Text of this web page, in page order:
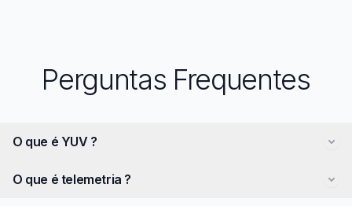
Perguntas Frequentes
O que é YUV ?
Uma empresa especializada em soluções inovadoras de
O que é telemetria ?